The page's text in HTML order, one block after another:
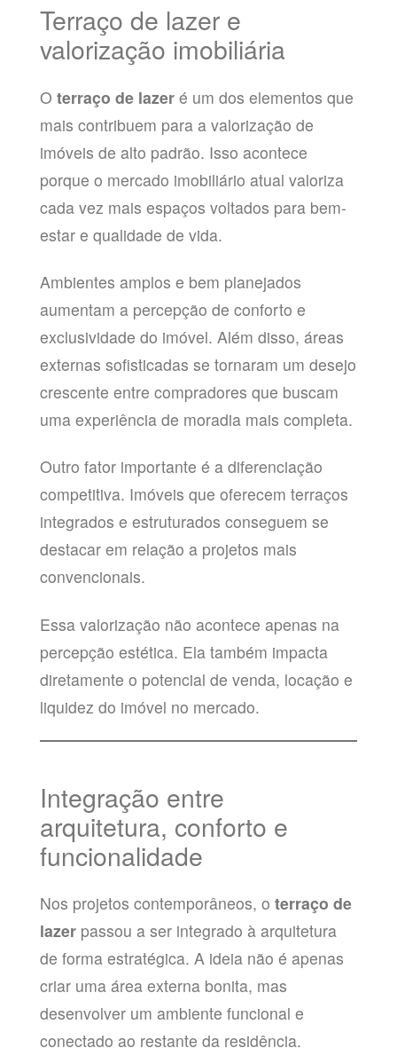
Terraço de lazer e
valorização imobiliária
O terraço de lazeré um dos elementos que
mais contribuem para a valorização de
imóveis de alto padrão. Isso acontece
porque o mercado imobiliário atual valoriza
cada vez mais espaços voltados para bem-
estar e qualidade de vida.
Ambientes amplos e bem planejados
aumentam a percepção de conforto e
exclusividade do imóvel. Além disso, áreas
externas sofisticadas se tornaram um desejo
crescente entre compradores que buscam
uma experiência de moradia mais completa.
Outro fator importante é a diferenciação
competitiva. Imóveis que oferecem terraços
integrados e estruturados conseguem se
destacar em relação a projetos mais
convencionais.
Essa valorização não acontece apenas na
percepção estética. Ela também impacta
diretamente o potencial de venda, locação e
liquidez do imóvel no mercado.
Integração entre
arquitetura, conforto e
funcionalidade
Nos projetos contemporâneos, o terraço de
lazerpassou a ser integrado à arquitetura
de forma estratégica. A ideia não é apenas
criar uma área externa bonita, mas
desenvolver um ambiente funcional e
conectado ao restante da residência.